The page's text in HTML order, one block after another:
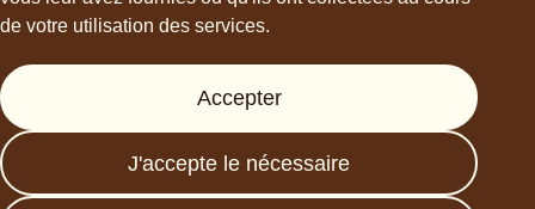
de votre utilisation des services.
Accepter
J'accepte le nécessaire
Presse
FAQs
Data protection
Imprint